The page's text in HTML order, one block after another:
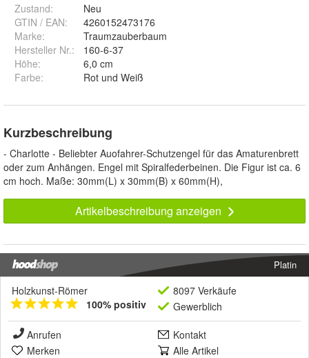
Zustand:
Neu
GTIN / EAN:
4260152473176
Marke:
Traumzauberbaum
Hersteller Nr.:
160-6-37
Höhe:
6,0 cm
Farbe: Rot und Weiß
Kurzbeschreibung
- Charlotte - Beliebter Auofahrer-Schutzengel für das Amaturenbrett
oder zum Anhängen. Engel mit Spiralfederbeinen. Die Figur ist ca. 6
cm hoch. Maße: 30mm(L) x 30mm(B) x 60mm(H),
Artikelbeschreibung anzeigen
Platin
Holzkunst-Römer
100% positiv
8097 Verkäufe
Gewerblich
Anrufen
Kontakt
Merken
Alle Artikel